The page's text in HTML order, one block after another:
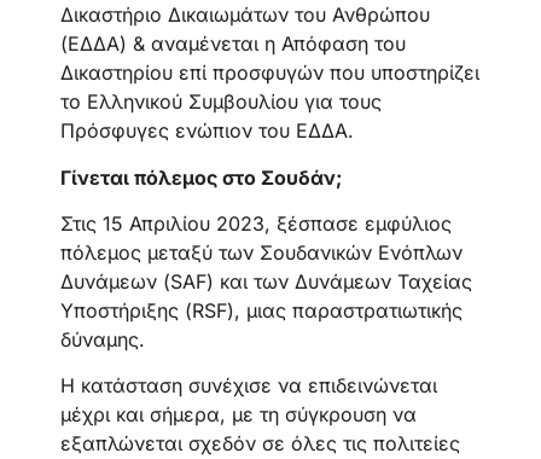
Δικαστήριο Δικαιωμάτων του Ανθρώπου
(ΕΔΔΑ) & αναμένεται η Απόφαση του
Δικαστηρίου επί προσφυγών που υποστηρίζει
το Ελληνικού Συμβουλίου για τους
Πρόσφυγες ενώπιον του ΕΔΔΑ.
Γίνεται πόλεμος στο Σουδάν;
Στις 15 Απριλίου 2023, ξέσπασε εμφύλιος
πόλεμος μεταξύ των Σουδανικών Ενόπλων
Δυνάμεων (SAF) και των Δυνάμεων Ταχείας
Υποστήριξης (RSF), μιας παραστρατιωτικής
δύναμης.
Η κατάσταση συνέχισε να επιδεινώνεται
μέχρι και σήμερα, με τη σύγκρουση να
εξαπλώνεται σχεδόν σε όλες τις πολιτείες